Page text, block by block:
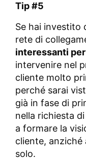
Tip #5
Se hai investito
rete di
interessanti
intervenire nel
cliente molto
perché sarai
già in fase di
nella richiesta
a formare la
cliente, anziché
solo.